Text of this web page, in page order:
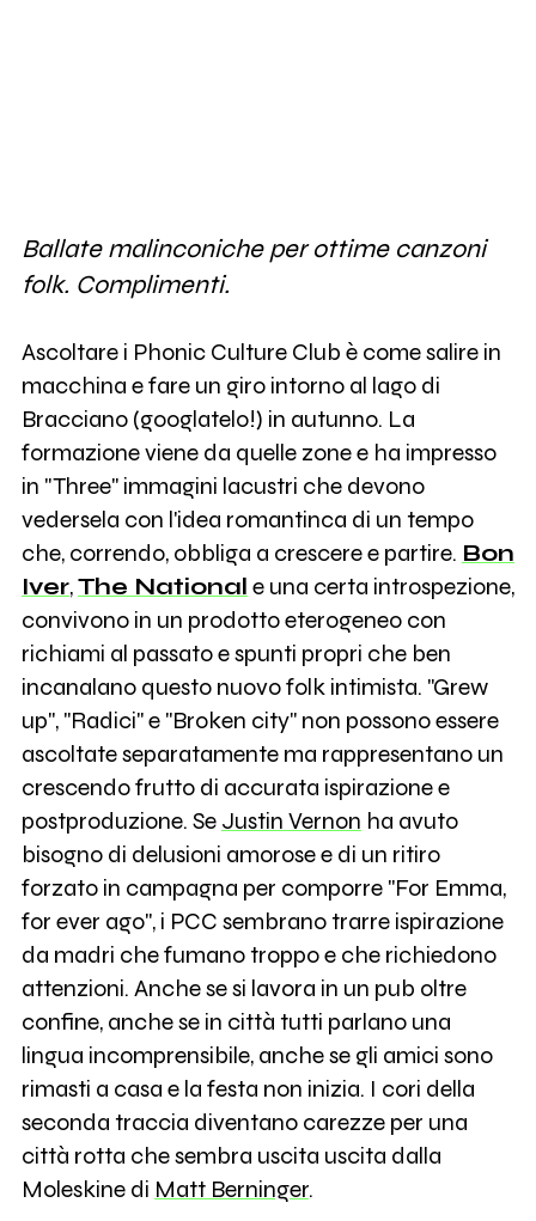
Ballate malinconiche per ottime canzoni
folk. Complimenti.
Ascoltare i Phonic Culture Club è come salire in
macchina e fare un giro intorno al lago di
Bracciano (googlatelo!) in autunno. La
formazione viene da quelle zone e ha impresso
in "Three" immagini lacustri che devono
vedersela con l'idea romantinca di un tempo
che, correndo, obbliga a crescere e partire. Bon
Iver,The National e una certa introspezione,
convivono in un prodotto eterogeneo con
richiami al passato e spunti propri che ben
incanalano questo nuovo folk intimista. "Grew
up", "Radici" e "Broken city" non possono essere
ascoltate separatamente ma rappresentano un
crescendo frutto di accurata ispirazione e
postproduzione. Se Justin Vernon ha avuto
bisogno di delusioni amorose e di un ritiro
forzato in campagna per comporre "For Emma,
for ever ago", i PCC sembrano trarre ispirazione
da madri che fumano troppo e che richiedono
attenzioni. Anche se si lavora in un pub oltre
confine, anche se in città tutti parlano una
lingua incomprensibile, anche se gli amici sono
rimasti a casa e la festa non inizia. I cori della
seconda traccia diventano carezze per una
città rotta che sembra uscita uscita dalla
Moleskine di Matt Berninger.